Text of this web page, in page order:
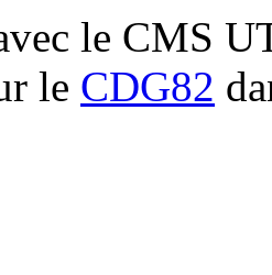
le CMS
le CDG82